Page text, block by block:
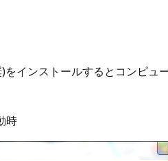
をインストールするとコンピ
時